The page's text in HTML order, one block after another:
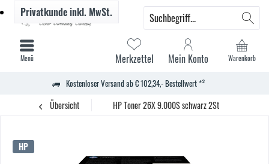
Kostenloser Versand ab € 102,34,- Bestellwert *²
Warenkorb
Merkzettel Mein Konto
Privatkundeinkl. MwSt.
Menü
Übersicht HP Toner 26X 9.000S schwarz 2St
HP